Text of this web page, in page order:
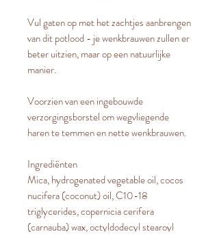
Vul gaten op met het zachtjes aanbrengen
van dit potlood - je wenkbrauwen zullen er
beter uitzien, maar op een natuurlijke
manier.
Voorzien van een ingebouwde
verzorgingsborstel om wegvliegende
haren te temmen en nette wenkbrauwen.
Ingrediënten
Mica, hydrogenated vegetable oil, cocos
nucifera (coconut) oil, C10-18
triglycerides, copernicia cerifera
(carnauba) wax, octyldodecyl stearoyl